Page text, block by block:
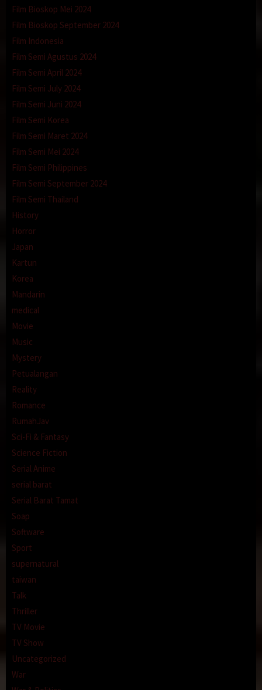
Film Bioskop Mei 2024
Film Bioskop September 2024
Film Indonesia
Film Semi Agustus 2024
Film Semi April 2024
Film Semi July 2024
Film Semi Juni 2024
Film Semi Korea
Film Semi Maret 2024
Film Semi Mei 2024
Film Semi Philippines
Film Semi September 2024
Film Semi Thailand
History
Horror
Japan
Kartun
Korea
Mandarin
medical
Movie
Music
Mystery
Petualangan
Reality
Romance
RumahJav
Sci-Fi & Fantasy
Science Fiction
Serial Anime
serial barat
Serial Barat Tamat
Soap
Software
Sport
supernatural
taiwan
Talk
Thriller
TV Movie
TV Show
Uncategorized
War